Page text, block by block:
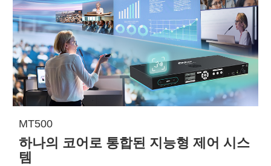
MT500
하나의 코어로 통합된 지능형 제어 시스
템